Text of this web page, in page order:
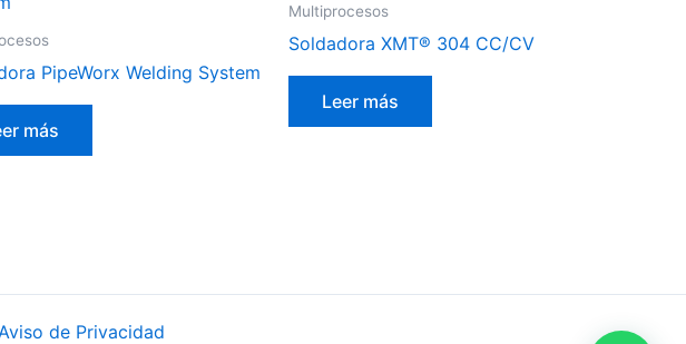
PipeWorx Welding System
más
Multiprocesos
Soldadora XMT® 304 CC/CV
Leer más
de Privacidad